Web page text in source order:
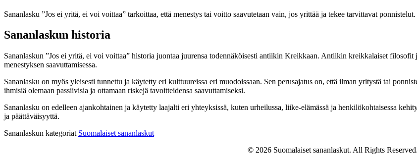
Sananlasku ”Jos ei yritä, ei voi voittaa” tarkoittaa, että menestys tai voitto saavutetaan vain, jos yrittää ja tekee tarvittavat
Sananlaskun historia
Sananlaskun ”Jos ei yritä, ei voi voittaa” historia juontaa juurensa todennäköisesti antiikin Kreikkaan. Antiikin kreikkalaiset
menestyksen saavuttamisessa.
Sananlasku on myös yleisesti tunnettu ja käytetty eri kulttuureissa eri muodoissaan. Sen perusajatus on, että ilman yritystä tai
ihmisiä olemaan passiivisia ja ottamaan riskejä tavoitteidensa saavuttamiseksi.
Sananlasku on edelleen ajankohtainen ja käytetty laajalti eri yhteyksissä, kuten urheilussa, liike-elämässä ja henkilökohtaisessa
ja päättäväisyyttä.
Sananlaskun kategoriat Suomalaiset sananlaskut
© 2026 Suomalaiset sananlaskut. All Rights Reserved.